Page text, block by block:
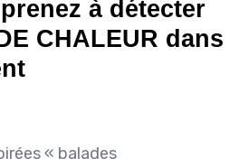
à détecter
CHALEUR dans
« balades